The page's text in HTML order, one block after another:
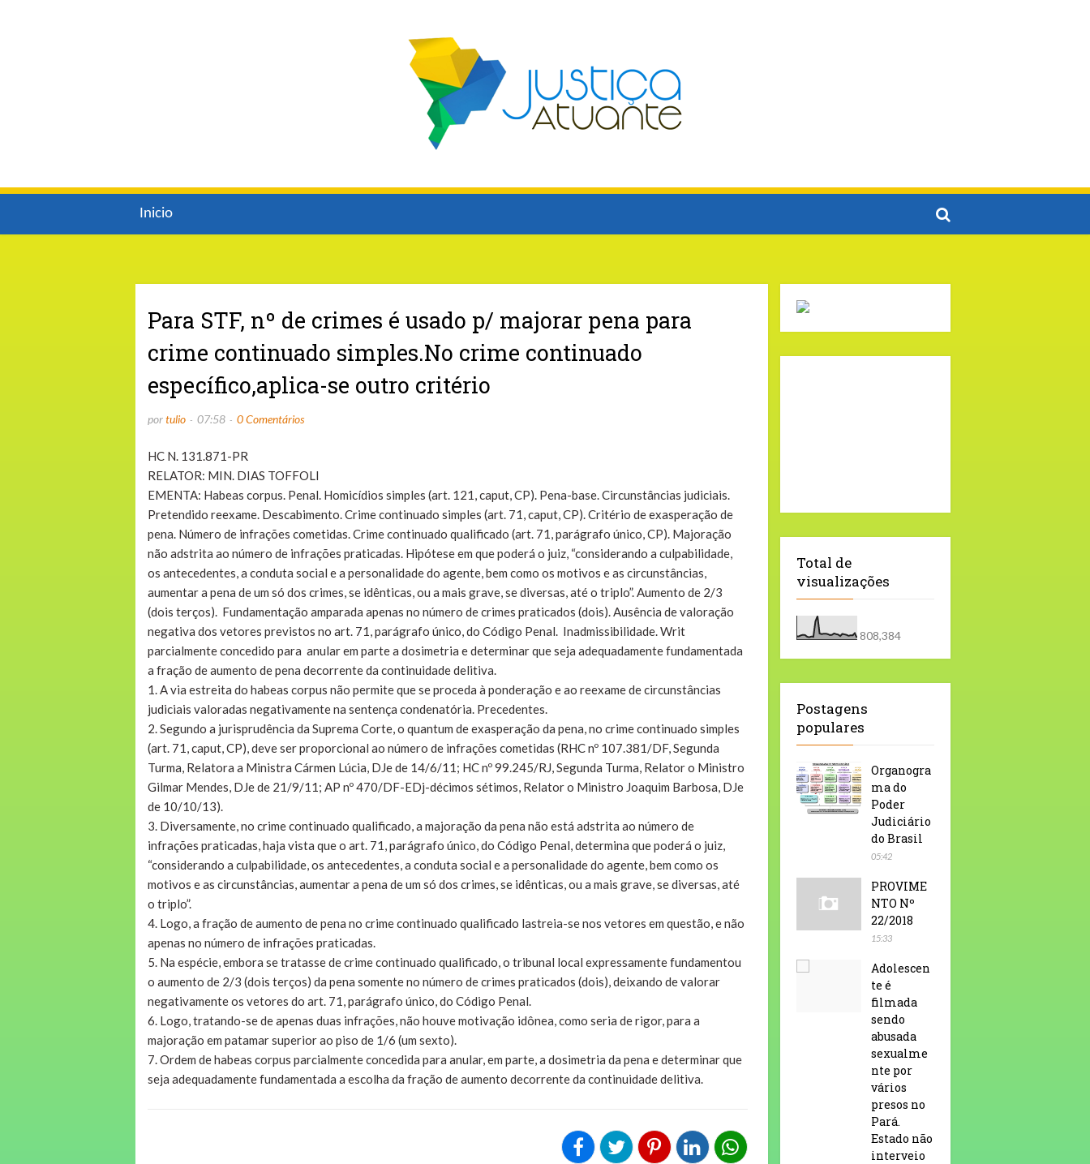
Inicio
Para STF, nº de crimes é usado p/ majorar pena para
crime continuado simples.No crime continuado
específico,aplica-se outro critério
portulio 07:58 0 Comentários
HC N. 131.871-PR
RELATOR: MIN. DIAS TOFFOLI
EMENTA: Habeas corpus. Penal. Homicídios simples (art. 121, caput, CP). Pena-base. Circunstâncias judiciais.
Pretendido reexame. Descabimento. Crime continuado simples (art. 71, caput, CP). Critério de exasperação de
pena. Número de infrações cometidas. Crime continuado qualificado (art. 71, parágrafo único, CP). Majoração
não adstrita ao número de infrações praticadas. Hipótese em que poderá o juiz, “considerando a culpabilidade,
os antecedentes, a conduta social e a personalidade do agente, bem como os motivos e as circunstâncias,
aumentar a pena de um só dos crimes, se idênticas, ou a mais grave, se diversas, até o triplo”. Aumento de 2/3
(dois terços). Fundamentação amparada apenas no número de crimes praticados (dois). Ausência de valoração
negativa dos vetores previstos no art. 71, parágrafo único, do Código Penal. Inadmissibilidade. Writ
parcialmente concedido para anular em parte a dosimetria e determinar que seja adequadamente fundamentada
a fração de aumento de pena decorrente da continuidade delitiva.
1. A via estreita do habeas corpus não permite que se proceda à ponderação e ao reexame de circunstâncias
judiciais valoradas negativamente na sentença condenatória. Precedentes.
2. Segundo a jurisprudência da Suprema Corte, o quantum de exasperação da pena, no crime continuado simples
(art. 71, caput, CP), deve ser proporcional ao número de infrações cometidas (RHC nº 107.381/DF, Segunda
Turma, Relatora a Ministra Cármen Lúcia, DJe de 14/6/11; HC nº 99.245/RJ, Segunda Turma, Relator o Ministro
Gilmar Mendes, DJe de 21/9/11; AP nº 470/DF-EDj-décimos sétimos, Relator o Ministro Joaquim Barbosa, DJe
de 10/10/13).
3. Diversamente, no crime continuado qualificado, a majoração da pena não está adstrita ao número de
infrações praticadas, haja vista que o art. 71, parágrafo único, do Código Penal, determina que poderá o juiz,
“considerando a culpabilidade, os antecedentes, a conduta social e a personalidade do agente, bem como os
motivos e as circunstâncias, aumentar a pena de um só dos crimes, se idênticas, ou a mais grave, se diversas, até
o triplo”.
4. Logo, a fração de aumento de pena no crime continuado qualificado lastreia-se nos vetores em questão, e não
apenas no número de infrações praticadas.
5. Na espécie, embora se tratasse de crime continuado qualificado, o tribunal local expressamente fundamentou
o aumento de 2/3 (dois terços) da pena somente no número de crimes praticados (dois), deixando de valorar
negativamente os vetores do art. 71, parágrafo único, do Código Penal.
6. Logo, tratando-se de apenas duas infrações, não houve motivação idônea, como seria de rigor, para a
majoração em patamar superior ao piso de 1/6 (um sexto).
7. Ordem de habeas corpus parcialmente concedida para anular, em parte, a dosimetria da pena e determinar que
seja adequadamente fundamentada a escolha da fração de aumento decorrente da continuidade delitiva.
Total de
visualizações
808,384
Postagens
populares
Organogra
ma do
Poder
Judiciário
do Brasil
05:42
PROVIME
NTO Nº
22/2018
15:33
Adolescen
te é
filmada
sendo
abusada
sexualme
nte por
vários
presos no
Pará.
Estado não
interveio